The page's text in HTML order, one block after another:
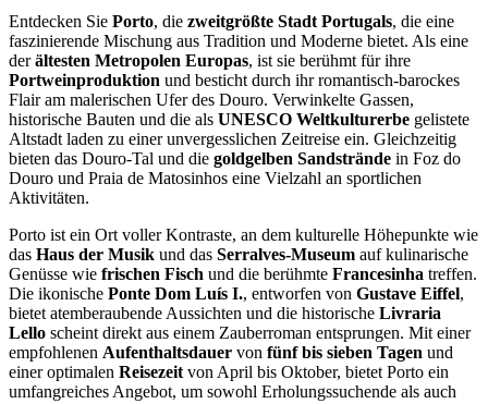
Entdecken Sie Porto, die zweitgrößte Stadt Portugals, die eine
faszinierende Mischung aus Tradition und Moderne bietet. Als eine
derältesten Metropolen Europas, ist sie berühmt für ihre
Portweinproduktion und besticht durch ihr romantisch-barockes
Flair am malerischen Ufer des Douro. Verwinkelte Gassen,
historische Bauten und die als UNESCO Weltkulturerbe gelistete
Altstadt laden zu einer unvergesslichen Zeitreise ein. Gleichzeitig
bieten das Douro-Tal und die goldgelben Sandstrände in Foz do
Douro und Praia de Matosinhos eine Vielzahl an sportlichen
Aktivitäten.
Porto ist ein Ort voller Kontraste, an dem kulturelle Höhepunkte wie
das Haus der Musik und das Serralves-Museum auf kulinarische
Genüsse wie frischen Fisch und die berühmte Francesinha treffen.
Die ikonische Ponte Dom Luís I., entworfen von Gustave Eiffel,
bietet atemberaubende Aussichten und die historische Livraria
Lello scheint direkt aus einem Zauberroman entsprungen. Mit einer
empfohlenen Aufenthaltsdauer von fünf bis sieben Tagen und
einer optimalen Reisezeit von April bis Oktober, bietet Porto ein
umfangreiches Angebot, um sowohl Erholungssuchende als auch